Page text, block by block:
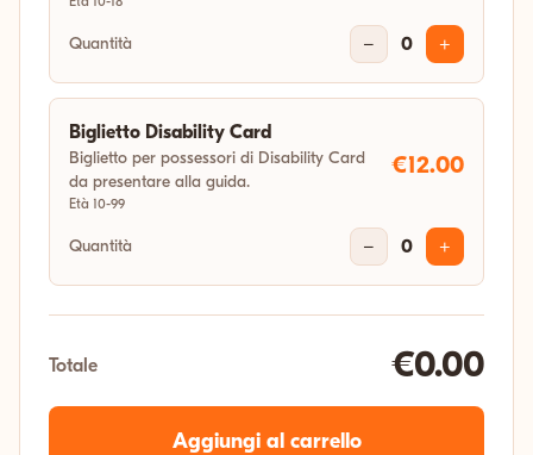
Quantità − 0 +
Biglietto Disability Card
Biglietto per possessori di Disability Card
da presentare alla guida.
Età 10-99
€12.00
Quantità − 0 +
Totale €0.00
Aggiungi al carrello